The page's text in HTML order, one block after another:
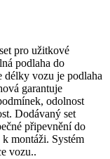
pro užitkové
podlaha do
délky vozu je podlaha
garantuje
odolnost
Dodávaný set
připevnění do
montáži. Systém
vozu..